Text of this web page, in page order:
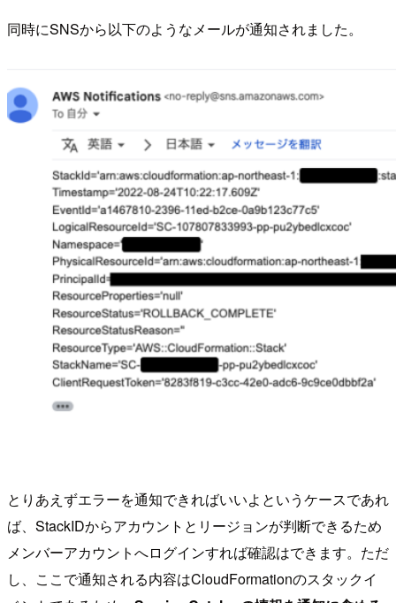
同時にSNSから以下のようなメールが通知されました。
とりあえずエラーを通知できればいいよというケースであれ
ば、StackIDからアカウントとリージョンが判断できるため
メンバーアカウントへログインすれば確認はできます。ただ
し、ここで通知される内容はCloudFormationのスタックイ